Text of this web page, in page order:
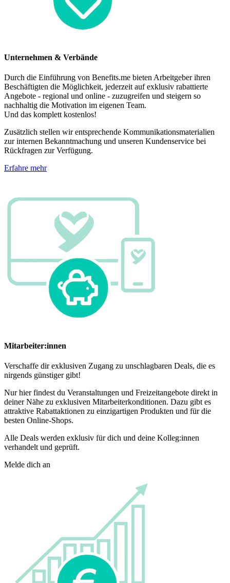
Unternehmen & Verbände
Durch die Einführung von Benefits.me bieten Arbeitgeber ihren
Beschäftigten die Möglichkeit, jederzeit auf exklusiv rabattierte
Angebote - regional und online - zuzugreifen und steigern so
nachhaltig die Motivation im eigenen Team.
Und das komplett kostenlos!
Zusätzlich stellen wir entsprechende Kommunikationsmaterialien
zur internen Bekanntmachung und unseren Kundenservice bei
Rückfragen zur Verfügung.
Erfahre mehr
Mitarbeiter:innen
Verschaffe dir exklusiven Zugang zu unschlagbaren Deals, die es
nirgends günstiger gibt!
Nur hier findest du Veranstaltungen und Freizeitangebote direkt in
deiner Nähe zu exklusiven Mitarbeiterkonditionen. Dazu gibt es
attraktive Rabattaktionen zu einzigartigen Produkten und für die
besten Online-Shops.
Alle Deals werden exklusiv für dich und deine Kolleg:innen
verhandelt und geprüft.
Melde dich an